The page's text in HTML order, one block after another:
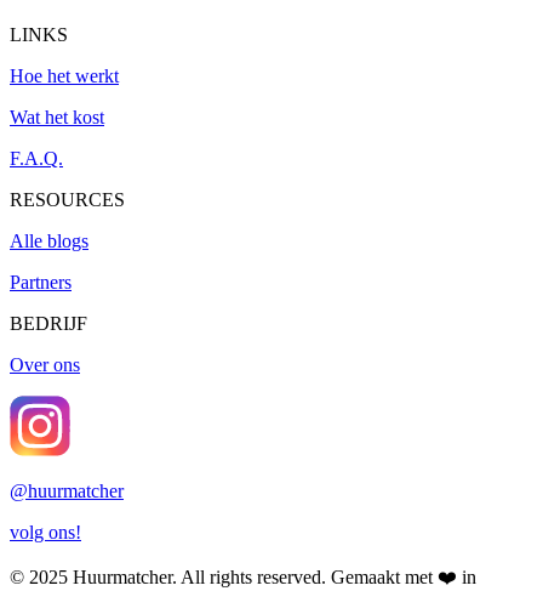
LINKS
Hoe het werkt
Wat het kost
F.A.Q.
RESOURCES
Alle blogs
Partners
BEDRIJF
Over ons
@huurmatcher
volg ons!
© 2025 Huurmatcher. All rights reserved. Gemaakt met ❤️ in